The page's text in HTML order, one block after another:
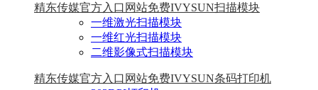
精东传媒官方入口网站免费IVYSUN扫描模块
一维激光扫描模块
一维红光扫描模块
二维影像式扫描模块
精东传媒官方入口网站免费IVYSUN条码打印机